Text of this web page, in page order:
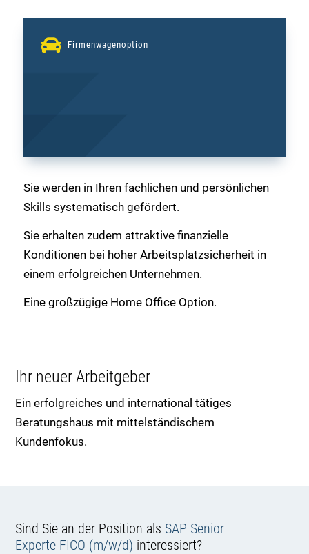
 Firmenwagenoption
Sie werden in Ihren fachlichen und persönlichen
Skills systematisch gefördert.
Sie erhalten zudem attraktive finanzielle
Konditionen bei hoher Arbeitsplatzsicherheit in
einem erfolgreichen Unternehmen.
Eine großzügige Home Office Option.
Ihr neuer Arbeitgeber
Ein erfolgreiches und international tätiges
Beratungshaus mit mittelständischem
Kundenfokus.
Sind Sie an der Position als SAP Senior
Experte FICO (m/w/d) interessiert?